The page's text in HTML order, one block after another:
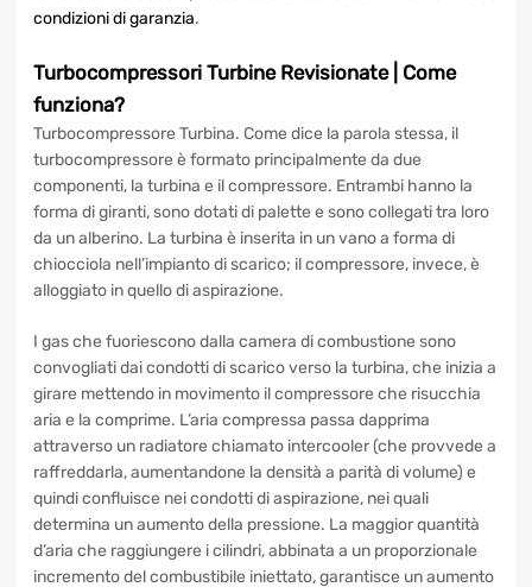
Formula KASKO “SENZA SE E SENZA MA” che copre tutte le
le condizioni di garanzia.
Turbocompressori Turbine Revisionate
| Come
funziona?
Turbocompressore Turbina. Come dice la parola stessa, il
turbocompressore è formato principalmente da due
componenti, la turbina e il compressore. Entrambi hanno la
forma di giranti, sono dotati di palette e sono collegati tra
loro da un alberino. La turbina è inserita in un vano a forma
invece, è alloggiato in quello di aspirazione.
I gas che fuoriescono dalla camera di combustione sono
convogliati dai condotti di scarico verso la turbina, che
inizia a girare mettendo in movimento il compressore che
risucchia aria e la comprime. L’aria compressa passa
dapprima attraverso un radiatore chiamato intercooler
(che provvede a raffreddarla, aumentandone la densità a
parità di volume) e quindi confluisce nei condotti di
aspirazione, nei quali determina un aumento della